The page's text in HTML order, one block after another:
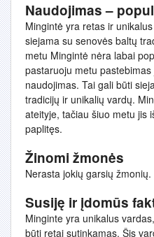
Naudojimas –
Mingintė yra retas ir
siejama su senovės baltų
metu Mingintė nėra labai
pastaruoju metu
naudojimas. Tai gali būti
tradicijų ir unikalių vardų.
ateityje, tačiau šiuo metu jis
paplitęs.
Žinomi žmonės
Nerasta jokių garsių žmonių.
Susiję ir įdomūs
Minginte yra unikalus
būti retai sutinkamas. Šis